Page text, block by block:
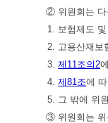
② 위원회는 다
1. 보험제도
2. 고용산재보
3. 제11조의2
4. 제81조에
5. 그 밖에 위
③ 위원회는 위